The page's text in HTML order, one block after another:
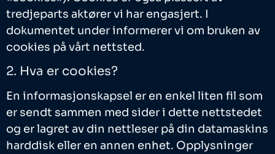
tredjeparts aktører vi har engasjert. I
dokumentet under informerer vi om bruken av
cookies på vårt nettsted.
2. Hva er cookies?
En informasjonskapsel er en enkel liten fil som
er sendt sammen med sider i dette nettstedet
og er lagret av din nettleser på din datamaskins
harddisk eller en annen enhet. Opplysninger